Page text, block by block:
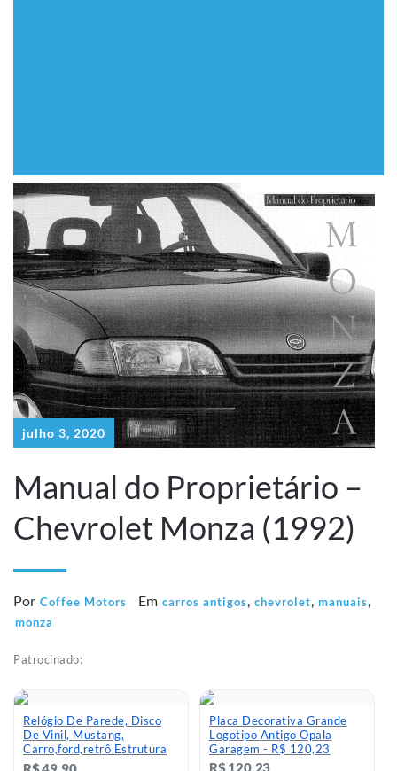
julho 3, 2020
Manual do Proprietário –
Chevrolet Monza (1992)
Por Coffee Motors Em carros antigos, chevrolet, manuais,
monza
Patrocinado:
Relógio De Parede, Disco
De Vinil, Mustang,
Carro,ford,retrô Estrutura
Preto Fundo Preto - R$ 49,9
Placa Decorativa Grande
Logotipo Antigo Opala
Garagem - R$ 120,23
R$ 120,23